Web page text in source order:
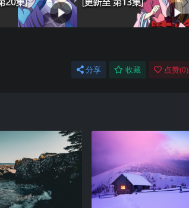
分享 收藏 点赞(0)